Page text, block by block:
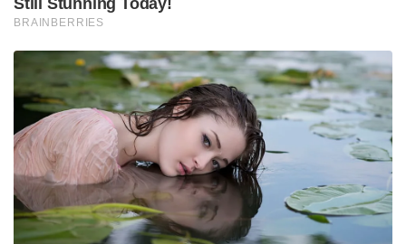
BRAINBERRIES